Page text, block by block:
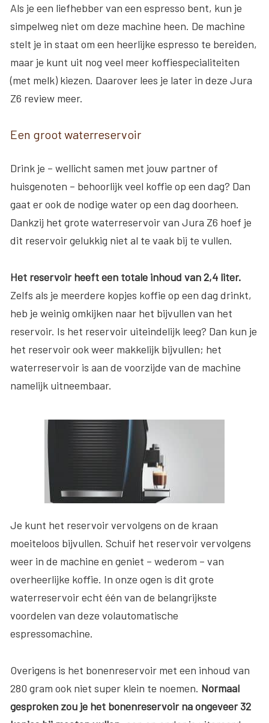
Als je een liefhebber van een espresso bent, kun je
simpelweg niet om deze machine heen. De machine
stelt je in staat om een heerlijke espresso te bereiden,
maar je kunt uit nog veel meer koffiespecialiteiten
(met melk) kiezen. Daarover lees je later in deze Jura
Z6 review meer.
Een groot waterreservoir
Drink je – wellicht samen met jouw partner of
huisgenoten – behoorlijk veel koffie op een dag? Dan
gaat er ook de nodige water op een dag doorheen.
Dankzij het grote waterreservoir van Jura Z6 hoef je
dit reservoir gelukkig niet al te vaak bij te vullen.
Het reservoir heeft een totale inhoud van 2,4 liter.
Zelfs als je meerdere kopjes koffie op een dag drinkt,
heb je weinig omkijken naar het bijvullen van het
reservoir. Is het reservoir uiteindelijk leeg? Dan kun je
het reservoir ook weer makkelijk bijvullen; het
waterreservoir is aan de voorzijde van de machine
namelijk uitneembaar.
Je kunt het reservoir vervolgens on de kraan
moeiteloos bijvullen. Schuif het reservoir vervolgens
weer in de machine en geniet – wederom – van
overheerlijke koffie. In onze ogen is dit grote
waterreservoir echt één van de belangrijkste
voordelen van deze volautomatische
espressomachine.
Overigens is het bonenreservoir met een inhoud van
280 gram ook niet super klein te noemen. Normaal
gesproken zou je het bonenreservoir na ongeveer 32